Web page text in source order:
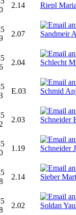
2.14
2.07
2.04
E.03
2.03
1.19
2.14
2.02